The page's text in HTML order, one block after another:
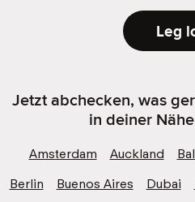
Leg
Jetzt abchecken, was
in deiner
Amsterdam Auckland
Berlin
Buenos Aires Dubai